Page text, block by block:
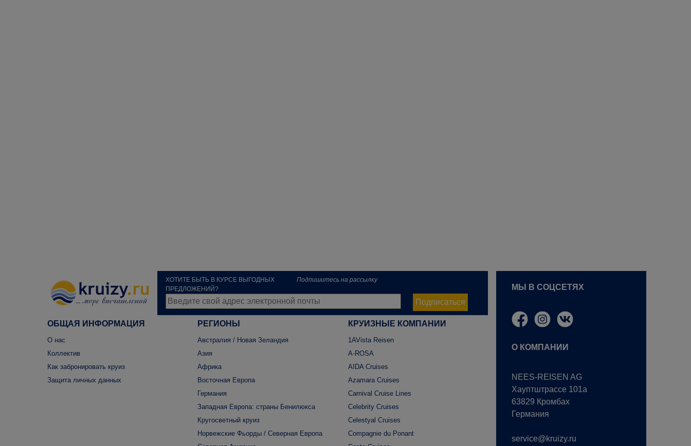
ХОТИТЕ БЫТЬ В КУРСЕ ВЫГОДНЫХ
ПРЕДЛОЖЕНИЙ?
Подпишитесь на рассылку
Подписаться
ОБЩАЯ ИНФОРМАЦИЯ
О нас
Коллектив
Как забронировать круиз
Защита личных данных
РЕГИОНЫ
Австралия / Новая Зеландия
Азия
Африка
Восточная Европа
Германия
Западная Европа: страны Бенилюкса
Кругосветный круиз
Норвежские Фьорды / Северная Европа
КРУИЗНЫЕ КОМПАНИИ
1AVista Reisen
A-ROSA
AIDA Cruises
Azamara Cruises
Carnival Cruise Lines
Celebrity Cruises
Celestyal Cruises
Compagnie du Ponant
МЫ В СОЦСЕТЯХ
О КОМПАНИИ
NEES-REISEN AG
Хауптштрассе 101a
63829 Кромбах
Германия
service@kruizy.ru